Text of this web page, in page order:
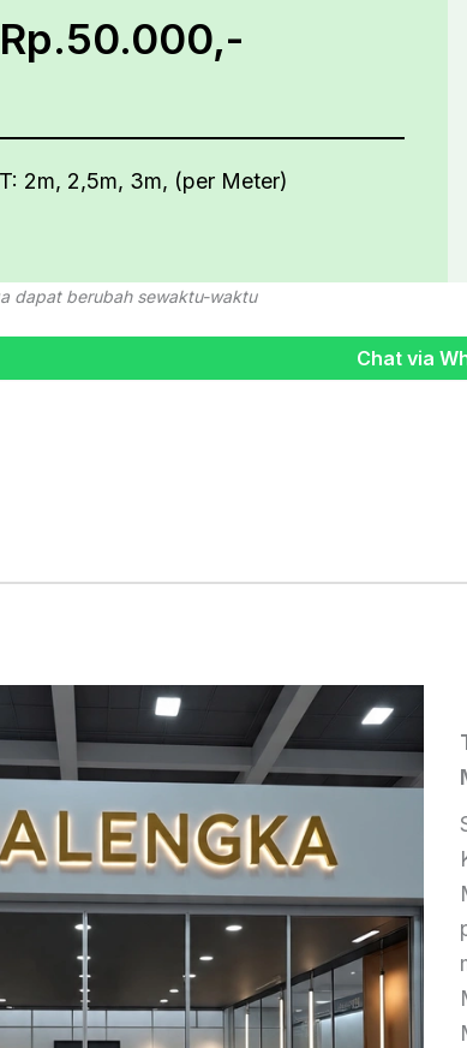
Rp.50.000,-
T: 2m, 2,5m, 3m, (per Meter)
dapat berubah sewaktu-waktu
Chat via